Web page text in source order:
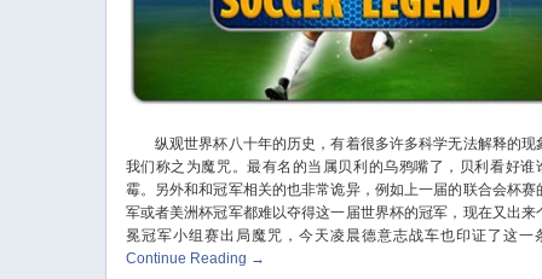
纵观世界杯八十年的历史，有着很多许多科学无法解释的现
我们称之为魔咒。最有名的当属贝利的乌鸦嘴了，贝利看好谁
霉。另外和和冠军相关的也非常诡异，例如上一届的联合会杯赛
军或者美洲杯冠军都难以夺得这一届世界杯的冠军，现在又出来
冕冠军小组赛出局魔咒，今天凌晨德意志战车也印证了这一
Continue Reading →